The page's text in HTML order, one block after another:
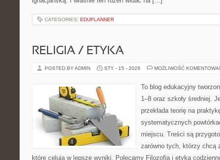
CATEGORIES: EDUPLANNER
RELIGIA / ETYKA
POSTED BY ADMIN STY - 15 - 2026 MOŻLIWOŚĆ
To blog edukacyjny
1–8 oraz szkoły średniej.
przekłada teorię na
systematycznych
miejscu. Treści są
zarówno tych, którzy chcą
które celują w lepsze wyniki. Polecamy Filozofia i etyka